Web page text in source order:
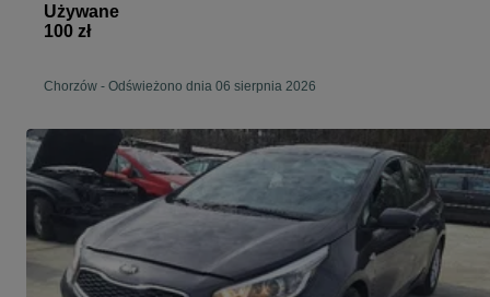
Używane
100 zł
Chorzów - Odświeżono dnia 06 sierpnia 2026